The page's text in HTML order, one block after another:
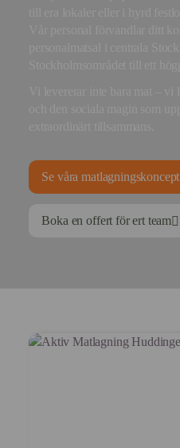
Se våra matlagningskoncept
Boka en offert för ert team